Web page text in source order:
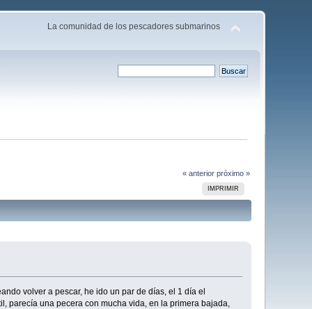
La comunidad de los pescadores submarinos
« anterior próximo »
IMPRIMIR
volver a pescar, he ido un par de días, el 1 día el
parecía una pecera con mucha vida, en la primera bajada,